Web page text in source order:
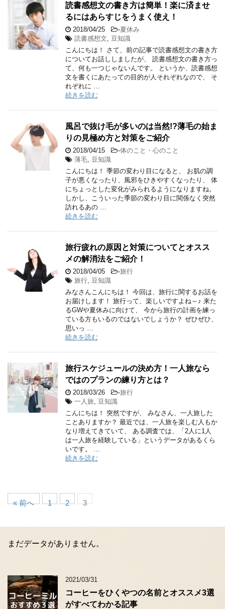
読書感想文の書き方は簡単！楽に済ませ
るにはあらすじをうまく使え！
2018/04/25 -夏休み
読書感想文
豆知識
こんにちは！ さて、前の記事で読書感想文の書き方
についてお話ししましたが、 読書感想文の書き方っ
て、何も一つじゃないんです。 というか、読書感想
文を書くにあたっての目的が人それぞれなので、 そ
れぞれに …
続きを読む
風呂で抜け毛が多いのは当然!?薄毛の始ま
りの見極め方と対策をご紹介
2018/04/15 -体のこと・心のこと
薄毛 豆知識
こんにちは！ 季節の変わり目になると、 お肌の調
子が悪くなったり、風邪をひきやすくなったり、 体
にちょっとした変化がみられるようになりますね。
しかし、こういった季節の変わり目に関係なく突然
訪れるあの …
続きを読む
旅行疲れの原因と対策についてとオスス
メの解消法をご紹介！
2018/04/05 -旅行
旅行 豆知識
みなさんこんにちは！ 今回は、旅行に関するお話を
お届けします！ 旅行って、楽しいですよね～♪ 来た
るGWや夏休みに向けて、 今から旅行の計画を練っ
ている方もいるのではないでしょうか？ ぜひぜひ、
思いっ …
続きを読む
旅行スケジュールの決め方！一人旅なら
ではのプランの練り方とは？
2018/03/26 -旅行
一人旅 豆知識
こんにちは！ 突然ですが、 みなさん、一人旅した
ことありますか？ 最近では、一人旅を楽しむ人もか
なり増えてきていて、 ある調査では、「2人に1人
は一人旅を経験している」というデータがあるくら
いです。 …
続きを読む
« 前へ 1 2 3
まだデータがありません。
2021/03/31
コーヒーをひくやつの名前とオススメ3選
がすべてわかる記事